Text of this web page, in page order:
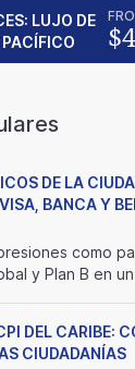
LUJO DE
DE LA
BANCA Y
como
y Plan B en
DEL CARIBE:
CIUDADANÍAS